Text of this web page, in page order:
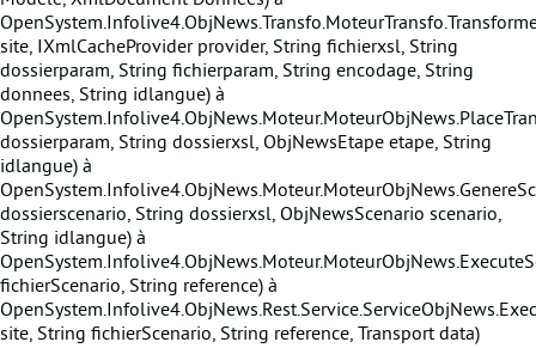
site, IXmlCacheProvider provider, String fichierxsl, String
dossierparam, String fichierparam, String encodage, String
donnees, String idlangue) à
dossierparam, String dossierxsl, ObjNewsEtape etape, String
idlangue) à
dossierscenario, String dossierxsl, ObjNewsScenario scenario,
String idlangue) à
fichierScenario, String reference) à
site, String fichierScenario, String reference, Transport data)